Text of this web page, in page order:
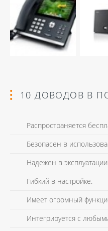
10 ДОВОДОВ В
Распространяется
Безопасен в
Надежен в эксплуатации.
Гибкий в настройке.
Имеет огромный
Интегрируется с